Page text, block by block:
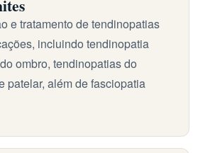
e tratamento de tendinopatias
incluindo tendinopatia
ombro, tendinopatias do
patelar, além de fasciopatia